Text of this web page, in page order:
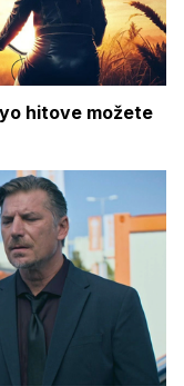
hitove možete